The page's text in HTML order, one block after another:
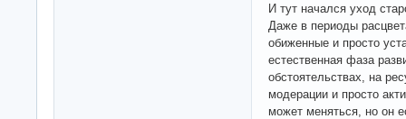
И тут начался уход
Даже в периоды
обиженные и просто
естественная фаза
обстоятельствах, на
модерации и просто
может меняться, но он